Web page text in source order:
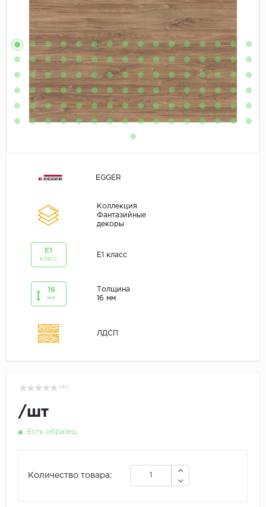
EGGER
Коллекция
Фантазийные
декоры
E1
класс
E1 класс
16
мм
Толщина
16 мм
ЛДСП
( 0 )
/шт
Есть образец
Количество товара: